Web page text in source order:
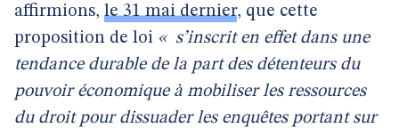
affirmions, le 31 mai dernier, que cette
proposition de loi « s’inscrit en effet dans une
tendance durable de la part des détenteurs du
pouvoir économique à mobiliser les ressources
du droit pour dissuader les enquêtes portant sur